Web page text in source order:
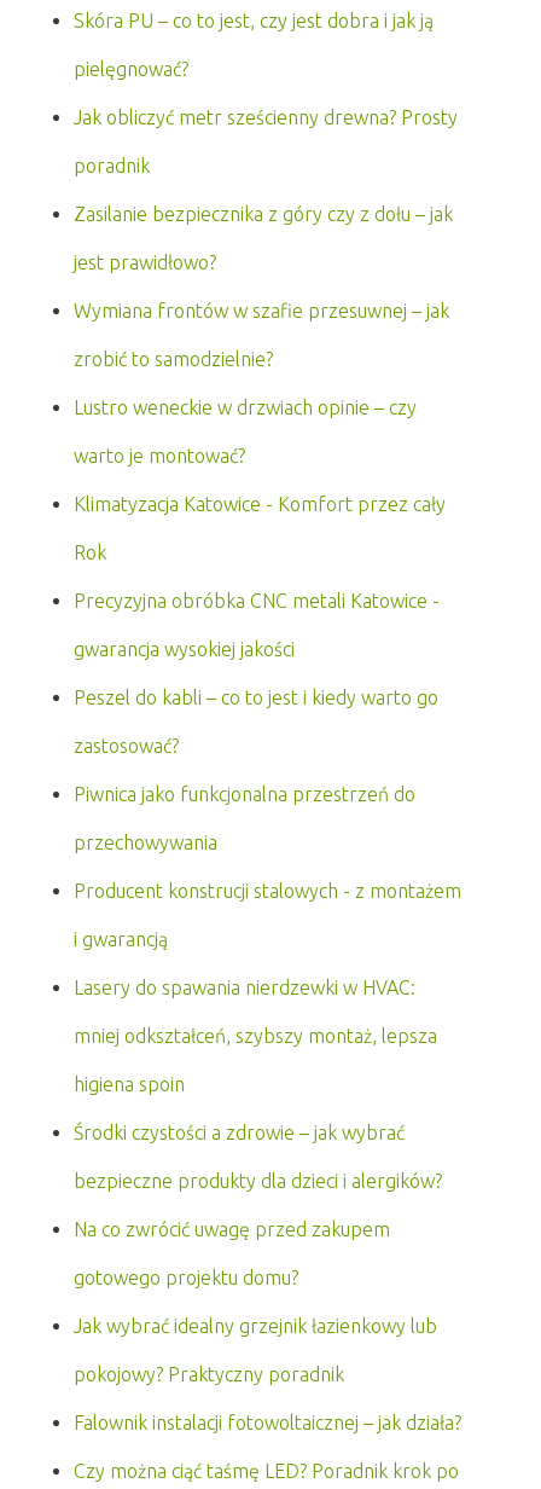
Skóra PU – co to jest, czy jest dobra i jak ją
pielęgnować?
Jak obliczyć metr sześcienny drewna? Prosty
poradnik
Zasilanie bezpiecznika z góry czy z dołu – jak
jest prawidłowo?
Wymiana frontów w szafie przesuwnej – jak
zrobić to samodzielnie?
Lustro weneckie w drzwiach opinie – czy
warto je montować?
Klimatyzacja Katowice - Komfort przez cały
Rok
Precyzyjna obróbka CNC metali Katowice -
gwarancja wysokiej jakości
Peszel do kabli – co to jest i kiedy warto go
zastosować?
Piwnica jako funkcjonalna przestrzeń do
przechowywania
Producent konstrucji stalowych - z montażem
i gwarancją
Lasery do spawania nierdzewki w HVAC:
mniej odkształceń, szybszy montaż, lepsza
higiena spoin
Środki czystości a zdrowie – jak wybrać
bezpieczne produkty dla dzieci i alergików?
Na co zwrócić uwagę przed zakupem
gotowego projektu domu?
Jak wybrać idealny grzejnik łazienkowy lub
pokojowy? Praktyczny poradnik
Falownik instalacji fotowoltaicznej – jak działa?
Czy można ciąć taśmę LED? Poradnik krok po